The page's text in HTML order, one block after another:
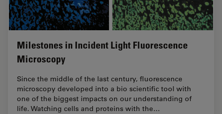
Milestones in Incident Light Fluorescence
Microscopy
Since the middle of the last century, fluorescence
microscopy developed into a bio scientific tool with
one of the biggest impacts on our understanding of
life. Watching cells and proteins with the…